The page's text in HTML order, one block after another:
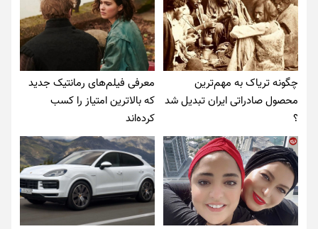
چگونه تریاک به مهم‌ترین
محصول صادراتی ایران تبدیل شد
؟
معرفی فیلم‌های رمانتیک جدید
که بالاترین امتیاز را کسب
کرده‌اند